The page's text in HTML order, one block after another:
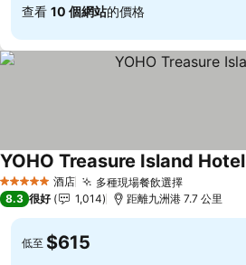
查看 10 個網站的價格
5 星級 酒店 多種現場餐飲選擇
YOHO Treasure Island Hotel
8.3 很好 1,014 距離九洲港 7.7 公里
低至 $615